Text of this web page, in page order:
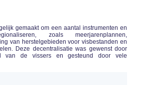
gemaakt om een aantal instrumenten en
zoals meerjarenplannen,
van herstelgebieden voor visbestanden en
Deze decentralisatie was gewenst door
van de vissers en gesteund door vele